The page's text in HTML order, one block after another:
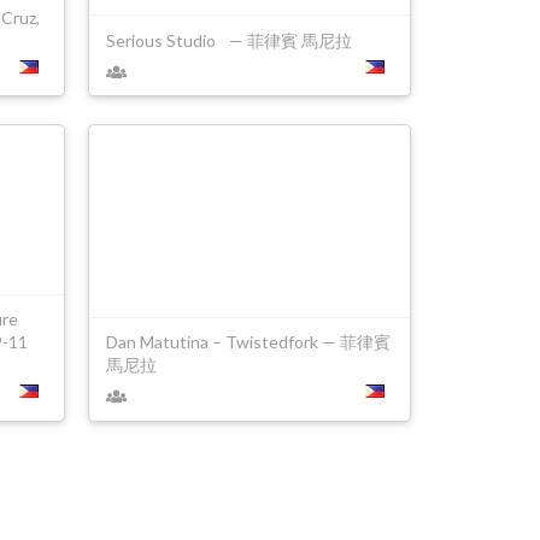
Serious Studio — 菲律賓 馬尼拉
11
Dan Matutina – Twistedfork — 菲律賓
馬尼拉